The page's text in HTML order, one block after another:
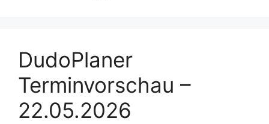
DudoPlaner
Terminvorschau –
22.05.2026